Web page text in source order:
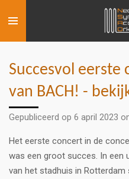
direct
naar
hoofdinhoud
Succesvol eerste
van BACH! -
Gepubliceerd op 6 april 2023
Het eerste concert in de
was een groot succes. In een
van het stadhuis in